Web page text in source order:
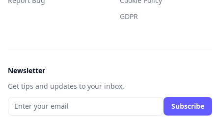
GDPR
Newsletter
Get tips and updates to your inbox.
Subscribe